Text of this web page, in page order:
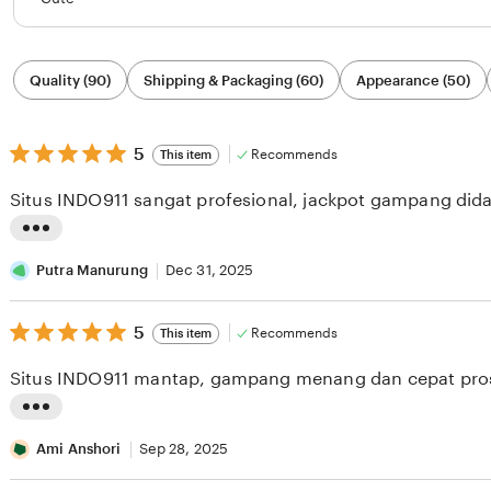
Filter
by
category
Quality (90) Shipping & Packaging (60) Appearance (50)
5
out
5
stars
5 This item Recommends
i
s
t
n
r
e
Situs INDO911 sangat profesional, jackpot gampang
Putra Manurung Dec 31, 2025
5
out
5
stars
5 This item Recommends
i
s
Situs INDO911 mantap, gampang menang dan cepat
Ami Anshori Sep 28, 2025